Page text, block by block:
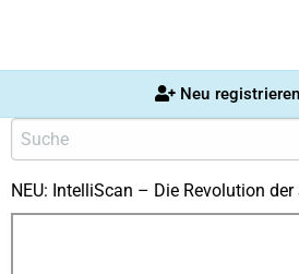
Neu registrieren
NEU: IntelliScan – Die Revolution